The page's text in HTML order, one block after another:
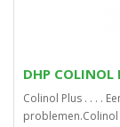
DHP COLINOL
Colinol Plus . . . .